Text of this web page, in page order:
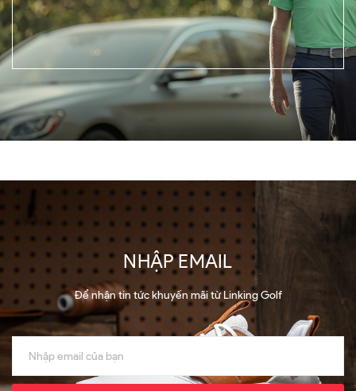
NHẬP EMAIL
Để nhận tin tức khuyến mãi từ Linking Golf